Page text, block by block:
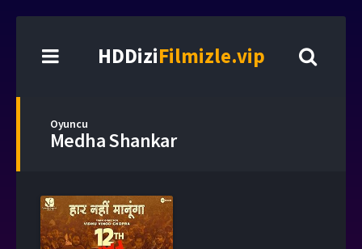
HDDiziFilmizle.vip
Oyuncu
Medha Shankar